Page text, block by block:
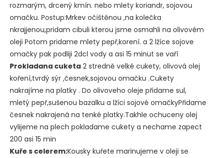
rozmarým, drcený kmín. nebo mlety koriandr, sojovou
omačku. Postup:Mrkev očištěnou ,na kolečka
nkrajjenou,pridam cibuli kterou jsme osmahli na olivovém
oleji Potom pridame mlety pepř,korení. a 2 lžíce sojove
omačky pak podliji 2dcl vody a asi 15 minut se vaří
Prokladana cuketa 2 stredně velké cukety, olivová olej
koření,tvrdý sýr ,česnek,sojovou omačku .Cukety
nakrajíme na platky . Do olivoveho oleje přidame sul,
mletý pepř,sušenou bazalku a lžíci sojové omačkyPřidame
česnek nakrajená na tenké platky.Takhle ochuceny olej
vylijeme na plech pokladame cukety a nechame zapect
200 asi 15 min
Kuře s celerem:Kousky kuřete marinujeme v oleji se